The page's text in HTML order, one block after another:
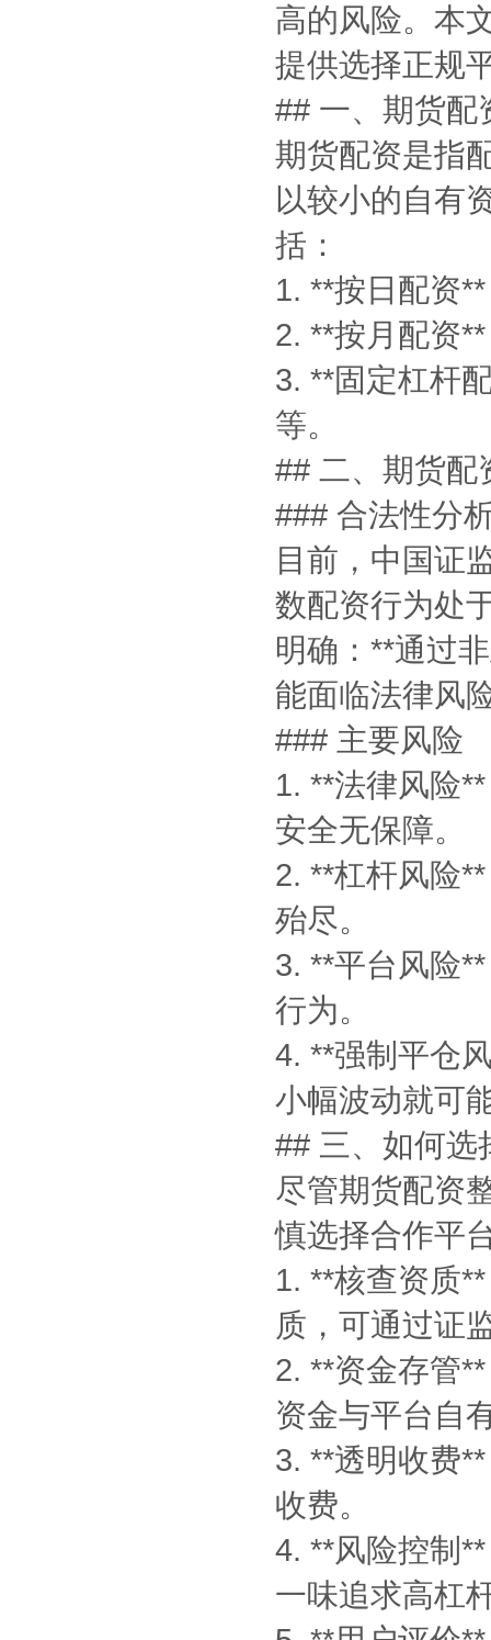
高的风险。本
提供选择正规
## 一、期货配
期货配资是指
以较小的自有
括：
1. **按日配资
2. **按月配资
3. **固定杠杆
等。
## 二、期货配
### 合法性分
目前，中国证
数配资行为处
明确：**通过
能面临法律风
### 主要风险
1. **法律风险
安全无保障。
2. **杠杆风险
殆尽。
3. **平台风险
行为。
4. **强制平仓
小幅波动就可
## 三、如何选
尽管期货配资
慎选择合作平
1. **核查资质
质，可通过证
2. **资金存管
资金与平台自
3. **透明收费
收费。
4. **风险控制
一味追求高杠